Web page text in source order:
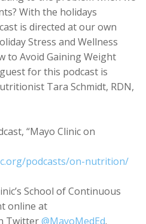
With the holidays
is directed at our own
Stress and Wellness
to Avoid Gaining Weight
for this podcast is
Tara Schmidt, RDN,
“Mayo Clinic on
podcasts/on-nutrition/
School of Continuous
online at
Twitter@MayoMedEd.